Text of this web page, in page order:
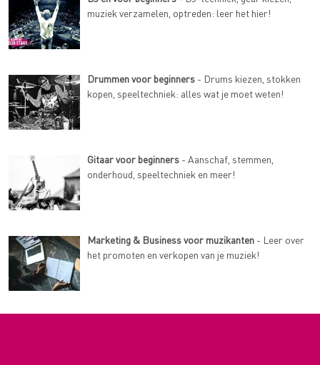
muziek verzamelen, optreden: leer het hier!
Drummen voor beginners - Drums kiezen, stokken
kopen, speeltechniek: alles wat je moet weten!
Gitaar voor beginners - Aanschaf, stemmen,
onderhoud, speeltechniek en meer!
Marketing & Business voor muzikanten - Leer over
het promoten en verkopen van je muziek!